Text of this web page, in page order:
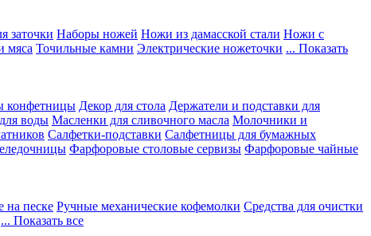
заточки Наборы ножей Ножи из дамасской стали Ножи с
мяса Точильные камни Электрические ножеточки ... Показать
конфетницы Декор для стола Держатели и подставки для
воды Масленки для сливочного масла Молочники и
Салфетки-подставки Салфетницы для бумажных
Фарфоровые столовые сервизы Фарфоровые чайные
на песке Ручные механические кофемолки Средства для очистки
... Показать все